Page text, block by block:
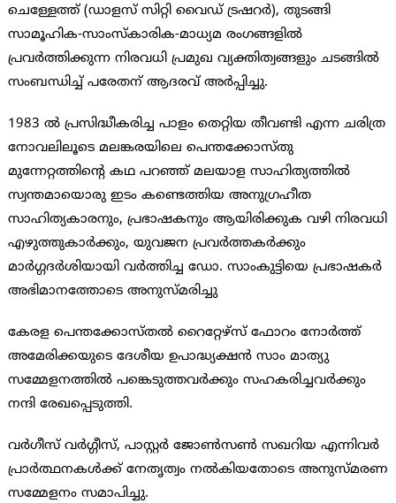
ചെള്ളേത്ത് (ഡാളസ് സിറ്റി വൈഡ് ട്രഷറർ), തുടങ്ങി
സാമൂഹിക-സാംസ്കാരിക-മാധ്യമ രംഗങ്ങളിൽ
പ്രവർത്തിക്കുന്ന നിരവധി പ്രമുഖ വ്യക്തിത്വങ്ങളും ചടങ്ങിൽ
സംബന്ധിച്ച് പരേതന് ആദരവ് അർപ്പിച്ചു.
1983 ൽ പ്രസിദ്ധീകരിച്ച പാളം തെറ്റിയ തീവണ്ടി എന്ന ചരിത്ര
നോവലിലൂടെ മലങ്കരയിലെ പെന്തക്കോസ്തു
മുന്നേറ്റത്തിന്റെ കഥ പറഞ്ഞ് മലയാള സാഹിത്യത്തിൽ
സ്വന്തമായൊരു ഇടം കണ്ടെത്തിയ അനുഗ്രഹീത
സാഹിത്യകാരനും, പ്രഭാഷകനും ആയിരിക്കുക വഴി നിരവധി
എഴുത്തുകാർക്കും, യുവജന പ്രവർത്തകർക്കും
മാർഗ്ഗദർശിയായി വർത്തിച്ച ഡോ. സാംകുട്ടിയെ പ്രഭാഷകർ
അഭിമാനത്തോടെ അനുസ്മരിച്ചു
കേരള പെന്തക്കോസ്തൽ റൈറ്റേഴ്സ് ഫോറം നോർത്ത്
അമേരിക്കയുടെ ദേശീയ ഉപാദ്ധ്യക്ഷൻ സാം മാത്യു
സമ്മേളനത്തിൽ പങ്കെടുത്തവർക്കും സഹകരിച്ചവർക്കും
നന്ദി രേഖപ്പെടുത്തി.
വർഗീസ് വർഗ്ഗീസ്, പാസ്റ്റർ ജോൺസൺ സഖറിയ എന്നിവർ
പ്രാർത്ഥനകൾക്ക് നേതൃത്വം നൽകിയതോടെ അനുസ്മരണ
സമ്മേളനം സമാപിച്ചു.